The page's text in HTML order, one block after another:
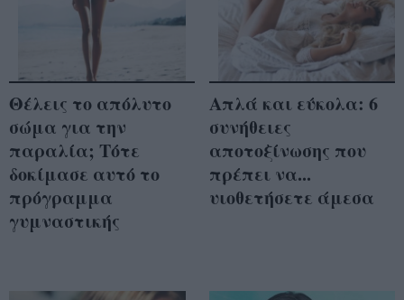
Θέλεις το απόλυτο
σώμα για την
παραλία; Τότε
δοκίμασε αυτό το
πρόγραμμα
γυμναστικής
Απλά και εύκολα: 6
συνήθειες
αποτοξίνωσης που
πρέπει να...
υιοθετήσετε άμεσα